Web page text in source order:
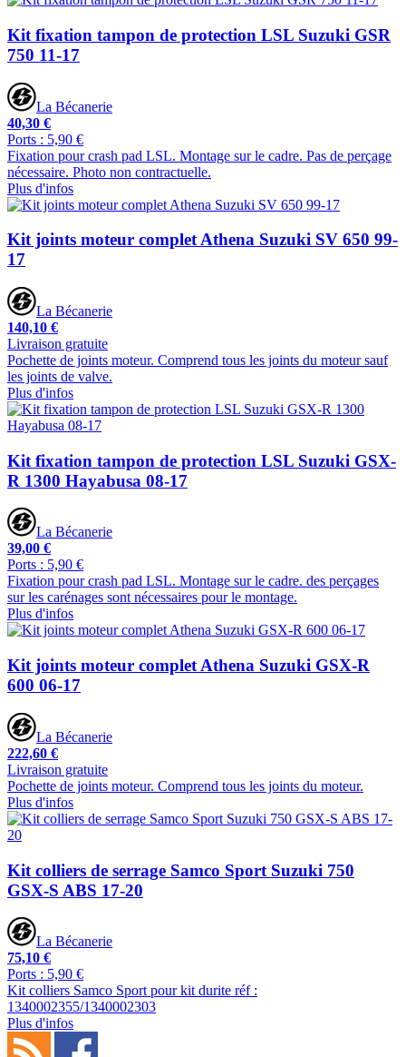
Kit fixation tampon de protection LSL Suzuki GSR
750 11-17
La Bécanerie
40,30 €
Ports : 5,90 €
Fixation pour crash pad LSL. Montage sur le cadre. Pas de perçage
nécessaire. Photo non contractuelle.
Plus d'infos
Kit joints moteur complet Athena Suzuki SV 650 99-
17
La Bécanerie
140,10 €
Livraison gratuite
Pochette de joints moteur. Comprend tous les joints du moteur sauf
les joints de valve.
Plus d'infos
Kit fixation tampon de protection LSL Suzuki GSX-
R 1300 Hayabusa 08-17
La Bécanerie
39,00 €
Ports : 5,90 €
Fixation pour crash pad LSL. Montage sur le cadre. des perçages
sur les carénages sont nécessaires pour le montage.
Plus d'infos
Kit joints moteur complet Athena Suzuki GSX-R
600 06-17
La Bécanerie
222,60 €
Livraison gratuite
Pochette de joints moteur. Comprend tous les joints du moteur.
Plus d'infos
Kit colliers de serrage Samco Sport Suzuki 750
GSX-S ABS 17-20
La Bécanerie
75,10 €
Ports : 5,90 €
Kit colliers Samco Sport pour kit durite réf :
1340002355/1340002303
Plus d'infos